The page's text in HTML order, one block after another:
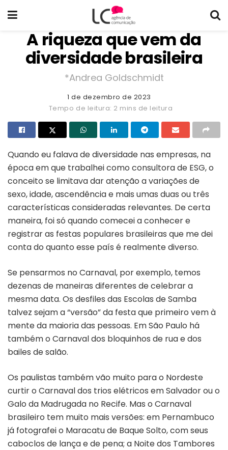
A riqueza que vem da
diversidade brasileira
*Andrea Goldschmidt
1 de dezembro de 2023
Tempo de leitura: 2 mins de leitura
Quando eu falava de diversidade nas empresas, na
época em que trabalhei como consultora de ESG, o
conceito se limitava dar atenção a variações de
sexo, idade, ascendência e mais umas duas ou três
características consideradas relevantes. De certa
maneira, foi só quando comecei a conhecer e
registrar as festas populares brasileiras que me dei
conta do quanto esse país é realmente diverso.
Se pensarmos no Carnaval, por exemplo, temos
dezenas de maneiras diferentes de celebrar a
mesma data. Os desfiles das Escolas de Samba
talvez sejam a “versão” da festa que primeiro vem à
mente da maioria das pessoas. Em São Paulo há
também o Carnaval dos bloquinhos de rua e dos
bailes de salão.
Os paulistas também vão muito para o Nordeste
curtir o Carnaval dos trios elétricos em Salvador ou o
Galo da Madrugada no Recife. Mas o Carnaval
brasileiro tem muito mais versões: em Pernambuco
já fotografei o Maracatu de Baque Solto, com seus
caboclos de lança e de pena; a Noite dos Tambores